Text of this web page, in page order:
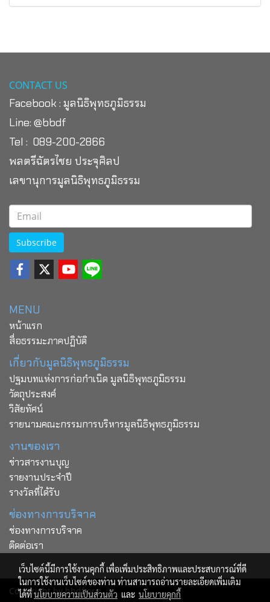
CONTACT US
Facebook : มูลนิธิพุทธภูมิธรรม
Line: @bbdf
Tel : 089-200-2866
พลตรีฉัตรไชย ประจุศิลป
เลขานุการมูลนิธิพุทธภูมิธรรม
Subscribe
MENU
หน้าแรก
สื่อธรรมะภาคปฏิบัติ
เกี่ยวกับมูลนิธิพุทธภูมิธรรม
ปฐมบทแห่งการก่อกำเนิด มูลนิธิพุทธภูมิธรรม
วัตถุประสงค์
วิสัยทัศน์
รายนามคณะกรรมการบริหารมูลนิธิพุทธภูมิธรรม
งานของเรา
ข่าวสารงานบุญ
รายงานประจำปี
รางวัลที่ได้รับ
ช่องทางการบริจาค
ช่องทางการบริจาค
ติดต่อเรา
Copy right by bbdf.org
เว็บไซต์นี้มีการใช้งานคุกกี้ เพื่อเพิ่มประสิทธิภาพและประสบการณ์ที่ดี
ในการใช้งานเว็บไซต์ของท่าน ท่านสามารถอ่านรายละเอียดเพิ่มเติม
ได้ที่นโยบายความเป็นส่วนตัว และ นโยบายคุกกี้